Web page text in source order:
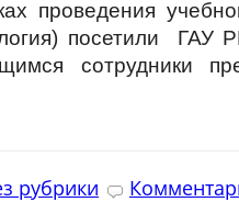
проведения
посетили ГАУ
сотрудники
рубрики